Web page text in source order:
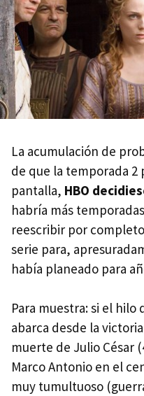
La acumulación de
de que la temporada
pantalla, HBO
habría más
reescribir por
serie para,
había planeado para
Para muestra: si el
abarca desde la
muerte de Julio César
Marco Antonio en el
muy tumultuoso